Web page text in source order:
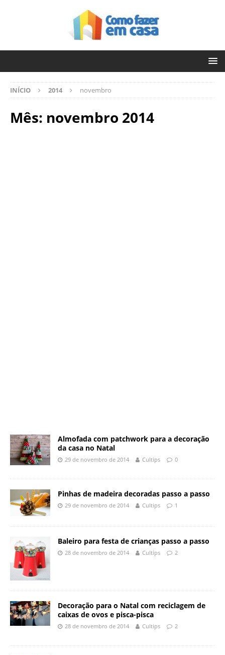
INÍCIO 2014 novembro
Mês: novembro 2014
Almofada com patchwork para a decoração
da casa no Natal
29 de novembro de 2014 Cultips 0
Pinhas de madeira decoradas passo a passo
29 de novembro de 2014 Cultips 1
Baleiro para festa de crianças passo a passo
28 de novembro de 2014 Cultips 2
Decoração para o Natal com reciclagem de
caixas de ovos e pisca-pisca
28 de novembro de 2014 Cultips 2